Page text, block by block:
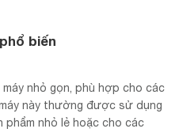
biến
máy nhỏ gọn, phù hợp cho các
này thường được sử dụng
phẩm nhỏ lẻ hoặc cho các